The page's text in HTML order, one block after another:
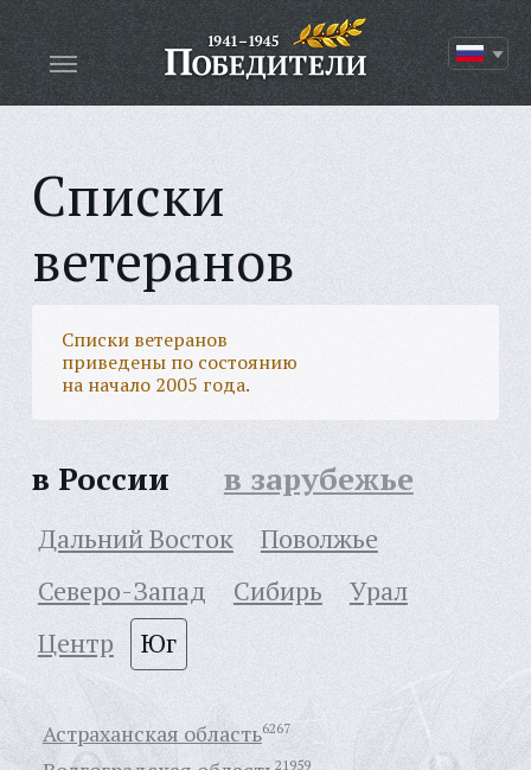
Списки
ветеранов
Списки ветеранов
приведены по состоянию
на начало 2005 года.
в России в зарубежье
Дальний Восток
Поволжье
Северо-Запад
Сибирь
Урал
Центр
Юг
Астраханская область6267
21959